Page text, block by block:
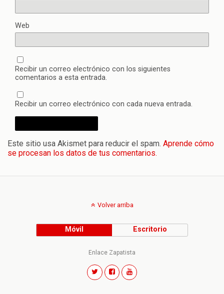
Web
Recibir un correo electrónico con los siguientes
comentarios a esta entrada.
Recibir un correo electrónico con cada nueva entrada.
Este sitio usa Akismet para reducir el spam. Aprende cómo
se procesan los datos de tus comentarios.
Volver arriba
Móvil Escritorio
Enlace Zapatista